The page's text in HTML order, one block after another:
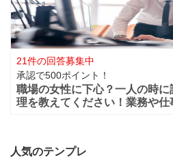
21件の回答募集中
承認で500ポイント！
職場の女性に下心？一人の時
理を教えてください！業務や
かけてくるのは下心があるか
人気のテンプレ